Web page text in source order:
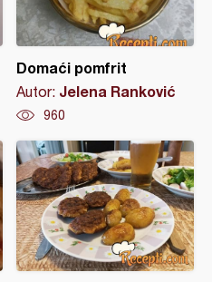
Domaći pomfrit
Autor: Jelena Ranković
960